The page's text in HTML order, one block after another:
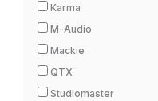
Karma
M-Audio
Mackie
QTX
Studiomaster